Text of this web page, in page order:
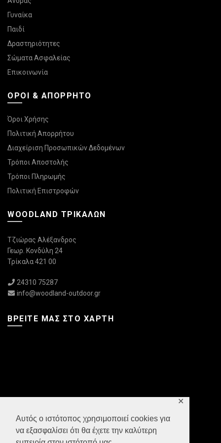
Αυτός ο ιστότοπος χρησιμοποιεί cookies για
να εξασφαλίσει ότι θα έχετε την καλύτερη
✕
Γυναίκα
Παιδί
Δραστηριότητες
Σώματα Ασφαλείας
Επικοινωνία
ΌΡΟΙ & ΑΠΌΡΡΗΤΟ
Όροι Χρήσης
Πολιτική Απορρήτου
Διαχείριση Προσωπικών Δεδομένων
Τρόποι Αποστολής
Τρόποι Πληρωμής
Πολιτική Επιστροφών
WOODLAND ΤΡΙΚΆΛΩΝ
Τζιώρας Αλέξανδρος
Γεωρ. Κονδύλη 24
Τρίκαλα 421 00
24310 75287
info@woodland-outdoor.gr
ΒΡΕΊΤΕ ΜΑΣ ΣΤΟ ΧΆΡΤΗ